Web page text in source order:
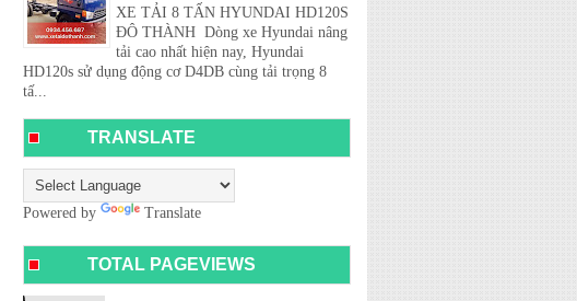
XE TẢI 8 TẤN HYUNDAI HD120S
ĐÔ THÀNH Dòng xe Hyundai nâng
tải cao nhất hiện nay, Hyundai
HD120s sử dụng động cơ D4DB cùng tải trọng 8
tấ...
TRANSLATE
Powered by Translate
TOTAL PAGEVIEWS